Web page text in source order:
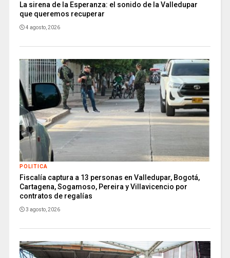
La sirena de la Esperanza: el sonido de la Valledupar
que queremos recuperar
4 agosto, 2026
POLITICA
Fiscalía captura a 13 personas en Valledupar, Bogotá,
Cartagena, Sogamoso, Pereira y Villavicencio por
contratos de regalías
3 agosto, 2026